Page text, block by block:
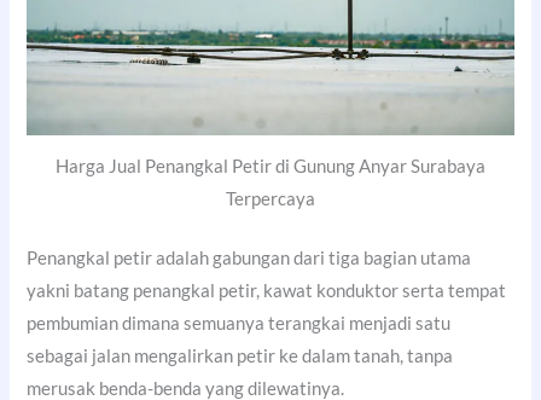
Harga Jual Penangkal Petir di Gunung Anyar Surabaya
Terpercaya
Penangkal petir adalah gabungan dari tiga bagian utama
yakni batang penangkal petir, kawat konduktor serta tempat
pembumian dimana semuanya terangkai menjadi satu
sebagai jalan mengalirkan petir ke dalam tanah, tanpa
merusak benda-benda yang dilewatinya.